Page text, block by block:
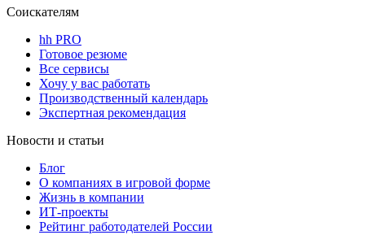
Соискателям
hh PRO
Готовое резюме
Все сервисы
Хочу у вас работать
Производственный календарь
Экспертная рекомендация
Новости и статьи
Блог
О компаниях в игровой форме
Жизнь в компании
ИТ-проекты
Рейтинг работодателей России